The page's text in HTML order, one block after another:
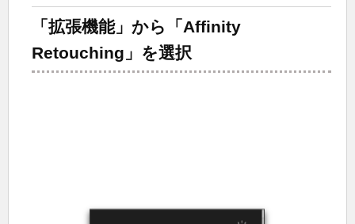
「拡張機能」から「Affinity
Retouching」を選択